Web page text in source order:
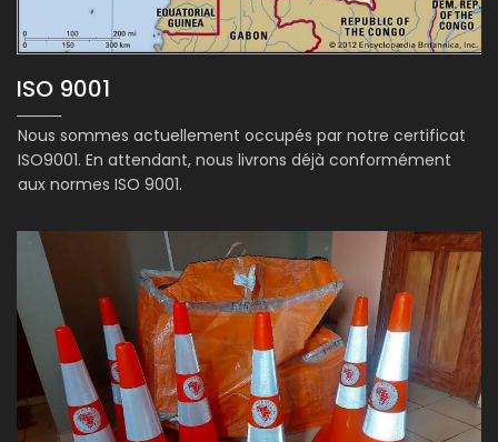
ISO 9001
Nous sommes actuellement occupés par notre certificat
ISO9001. En attendant, nous livrons déjà conformément
aux normes ISO 9001.